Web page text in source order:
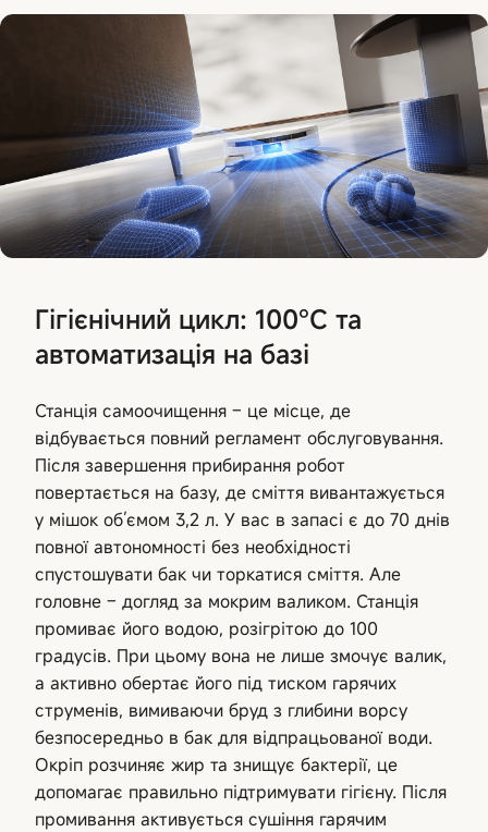
Гігієнічний цикл: 100°C та
автоматизація на базі
Станція самоочищення – це місце, де
відбувається повний регламент обслуговування.
Після завершення прибирання робот
повертається на базу, де сміття вивантажується
у мішок об’ємом 3,2 л. У вас в запасі є до 70 днів
повної автономності без необхідності
спустошувати бак чи торкатися сміття. Але
головне – догляд за мокрим валиком. Станція
промиває його водою, розігрітою до 100
градусів. При цьому вона не лише змочує валик,
а активно обертає його під тиском гарячих
струменів, вимиваючи бруд з глибини ворсу
безпосередньо в бак для відпрацьованої води.
Окріп розчиняє жир та знищує бактерії, це
допомагає правильно підтримувати гігієну. Після
промивання активується сушіння гарячим